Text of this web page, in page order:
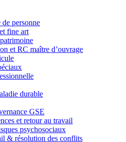
de personne
fine art
et RC maître d’ouvrage
durable
GSE
et retour au travail
psychosociaux
& résolution des conflits